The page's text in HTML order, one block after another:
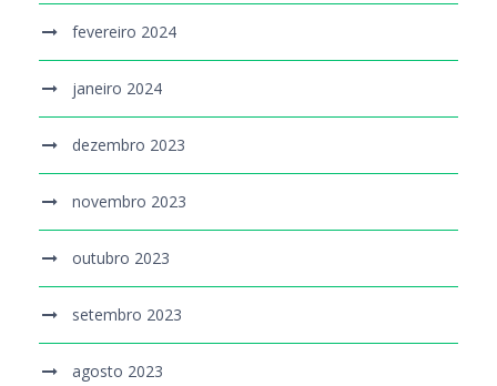
fevereiro 2024
janeiro 2024
dezembro 2023
novembro 2023
outubro 2023
setembro 2023
agosto 2023